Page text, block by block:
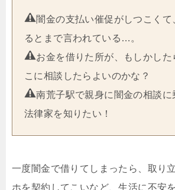
闇金の支払い催促がしつこくて
るとまで言われている…。
お金を借りた所が、もしかし
こに相談したらよいのかな？
南荒子駅で親身に闇金の相談に
法律家を知りたい！
一度闇金で借りてしまったら、取り
ホを契約してこいなど、生活に不安